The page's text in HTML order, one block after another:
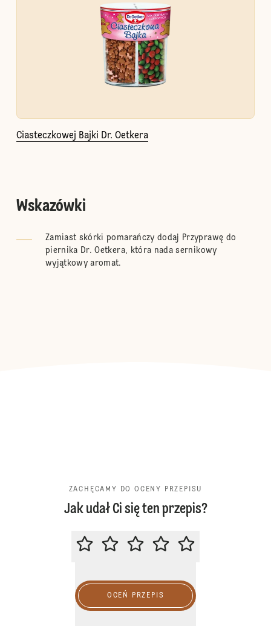
Ciasteczkowej Bajki Dr. Oetkera
Wskazówki
Zamiast skórki pomarańczy dodaj Przyprawę do
piernika Dr. Oetkera, która nada sernikowy
wyjątkowy aromat.
ZACHĘCAMY DO OCENY PRZEPISU
Jak udał Ci się ten przepis?
ZACHĘCAMY DO OCENY
OCEŃ PRZEPIS